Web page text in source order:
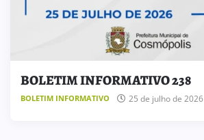
BOLETIM INFORMATIVO 238
BOLETIM INFORMATIVO 25 de julho de 2026